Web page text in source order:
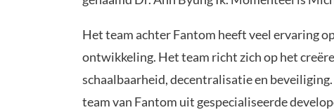
Het team achter Fantom heeft veel ervaring
ontwikkeling. Het team richt zich op het
schaalbaarheid, decentralisatie en
team van Fantom uit gespecialiseerde